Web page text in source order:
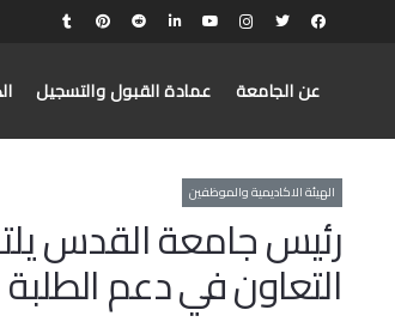
عن الجامعة عمادة القبول والتسجيل
الهيئة الاكاديمية والموظفين
رئيس جامعة القدس
التعاون في دعم الطلبة